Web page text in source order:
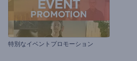
特別なイベントプロモーション